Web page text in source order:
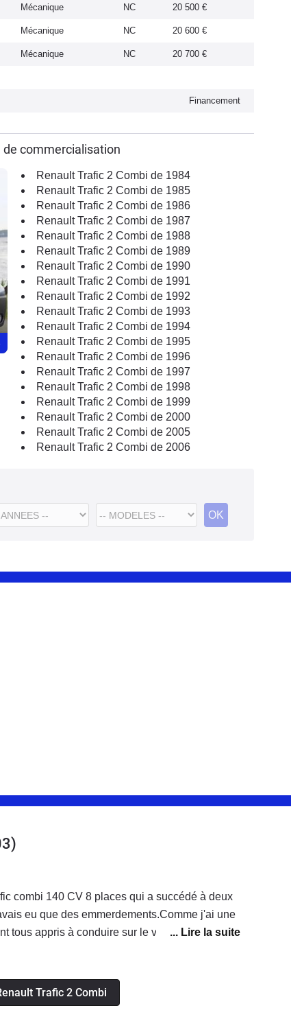
Mécanique NC 20 500 €
Mécanique NC 20 600 €
Mécanique NC 20 700 €
Financement
de commercialisation
Renault Trafic 2 Combi de 1984
Renault Trafic 2 Combi de 1985
Renault Trafic 2 Combi de 1986
Renault Trafic 2 Combi de 1987
Renault Trafic 2 Combi de 1988
Renault Trafic 2 Combi de 1989
Renault Trafic 2 Combi de 1990
Renault Trafic 2 Combi de 1991
Renault Trafic 2 Combi de 1992
Renault Trafic 2 Combi de 1993
Renault Trafic 2 Combi de 1994
Renault Trafic 2 Combi de 1995
Renault Trafic 2 Combi de 1996
Renault Trafic 2 Combi de 1997
Renault Trafic 2 Combi de 1998
Renault Trafic 2 Combi de 1999
Renault Trafic 2 Combi de 2000
Renault Trafic 2 Combi de 2005
Renault Trafic 2 Combi de 2006
eu que des emmerdements.Comme j'ai une
tous appris à conduire sur le véhicule) j'avais
depuis 1 an un Nissan Qashqai pour mon
mon trafic que je l'ai gardé en plus (de
Trafic 2 Combi